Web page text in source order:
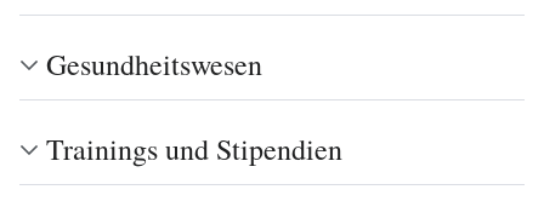
Gesundheitswesen
Trainings und Stipendien